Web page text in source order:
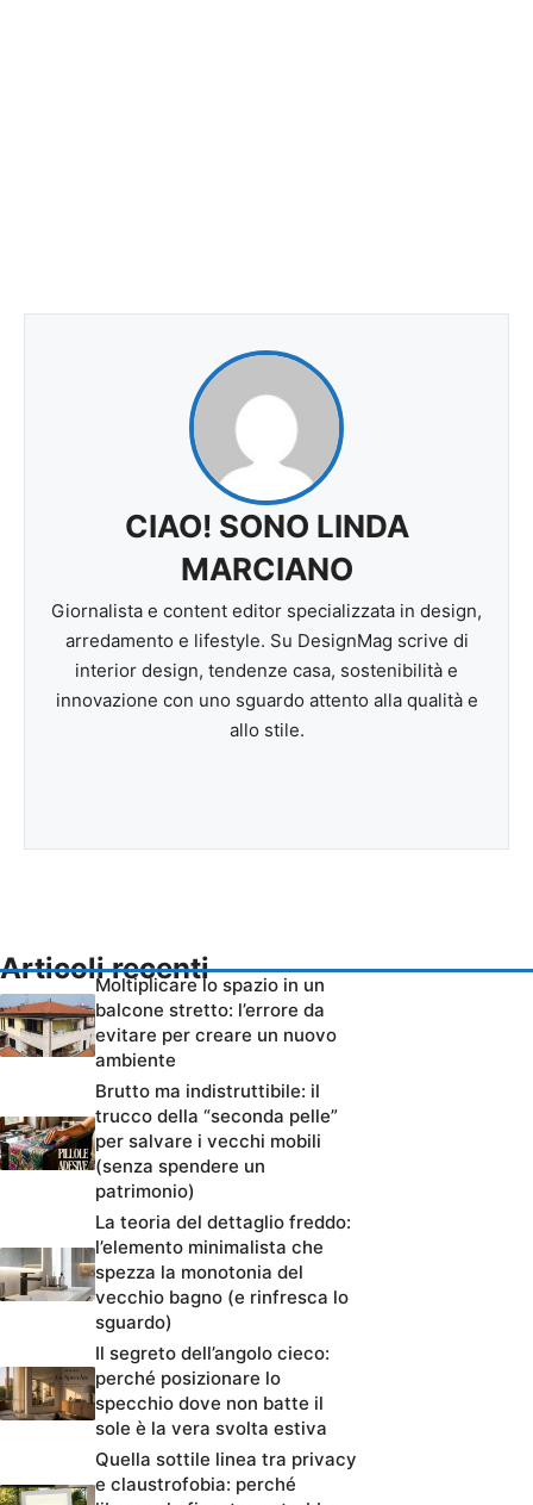
CIAO! SONO LINDA
MARCIANO
Giornalista e content editor specializzata in design,
arredamento e lifestyle. Su DesignMag scrive di
interior design, tendenze casa, sostenibilità e
innovazione con uno sguardo attento alla qualità e
allo stile.
Articoli recenti
Moltiplicare lo spazio in un
balcone stretto: l’errore da
evitare per creare un nuovo
ambiente
Brutto ma indistruttibile: il
trucco della “seconda pelle”
per salvare i vecchi mobili
(senza spendere un
patrimonio)
La teoria del dettaglio freddo:
l’elemento minimalista che
spezza la monotonia del
vecchio bagno (e rinfresca lo
sguardo)
Il segreto dell’angolo cieco:
perché posizionare lo
specchio dove non batte il
sole è la vera svolta estiva
Quella sottile linea tra privacy
e claustrofobia: perché